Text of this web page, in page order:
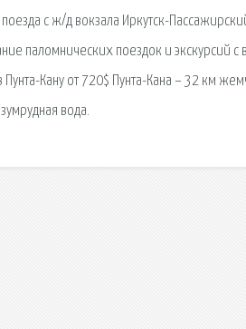
с ж/д вокзала Иркутск-
паломнических поездок и экскурсий
Пунта-Кану от 720$ Пунта-Кана – 32 км
вода.